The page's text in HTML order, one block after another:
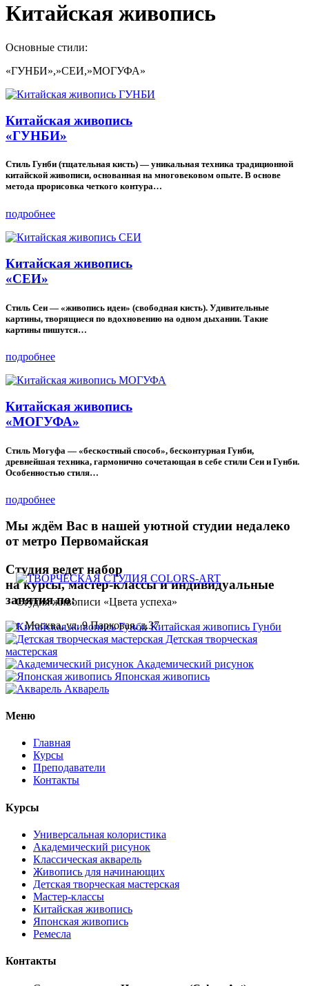
Китайская живопись
Основные стили:
«ГУНБИ»,»СЕИ,»МОГУФА»
Китайская живопись
«ГУНБИ»
Стиль Гунби (тщательная кисть) — уникальная техника традиционной
китайской живописи, основанная на многовековом опыте. В основе
метода прорисовка четкого контура…
подробнее
Китайская живопись
«СЕИ»
Стиль Сеи — «живопись идеи» (свободная кисть). Удивительные
картины, творящиеся по вдохновению на одном дыхании. Такие
картины пишутся…
подробнее
Китайская живопись
«МОГУФА»
Стиль Могуфа — «бескостный способ», бесконтурная Гунби,
древнейшая техника, гармонично сочетающая в себе стили Сеи и Гунби.
Особенностью стиля…
подробнее
Мы ждём Вас в нашей уютной студии недалеко
от метро Первомайская
Студия живописи «Цвета успеха»
г. Москва, ул. 9 Парковая, д.37
Студия ведет набор
на курсы, мастер-классы и индивидуальные
занятия по:
Китайская живопись Гунби
Детская творческая
мастерская
Академический рисунок
Японская живопись
Акварель
Меню
Главная
Курсы
Преподаватели
Контакты
Курсы
Универсальная колористика
Академический рисунок
Классическая акварель
Живопись для начинающих
Детская творческая мастерская
Мастер-классы
Китайская живопись
Японская живопись
Ремесла
Контакты